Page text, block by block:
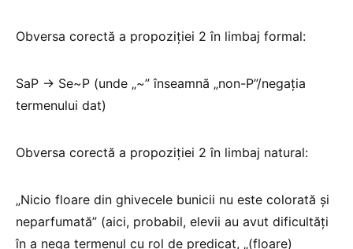
Obversa corectă a propoziției 2 în limbaj formal:
SaP → Se~P (unde „~” înseamnă „non-P”/negația
termenului dat)
Obversa corectă a propoziției 2 în limbaj natural:
„Nicio floare din ghivecele bunicii nu este colorată și
neparfumată” (aici, probabil, elevii au avut dificultăți
în a nega termenul cu rol de predicat, „(floare)